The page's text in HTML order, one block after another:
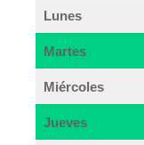
Lunes
Martes
Miércoles
Jueves